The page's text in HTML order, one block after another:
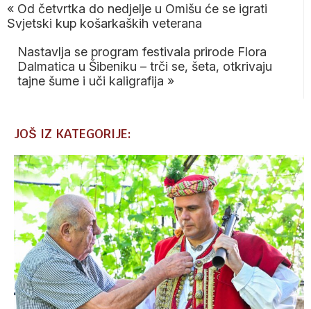
« Od četvrtka do nedjelje u Omišu će se igrati
Svjetski kup košarkaških veterana
Nastavlja se program festivala prirode Flora
Dalmatica u Šibeniku – trči se, šeta, otkrivaju
tajne šume i uči kaligrafija »
JOŠ IZ KATEGORIJE: